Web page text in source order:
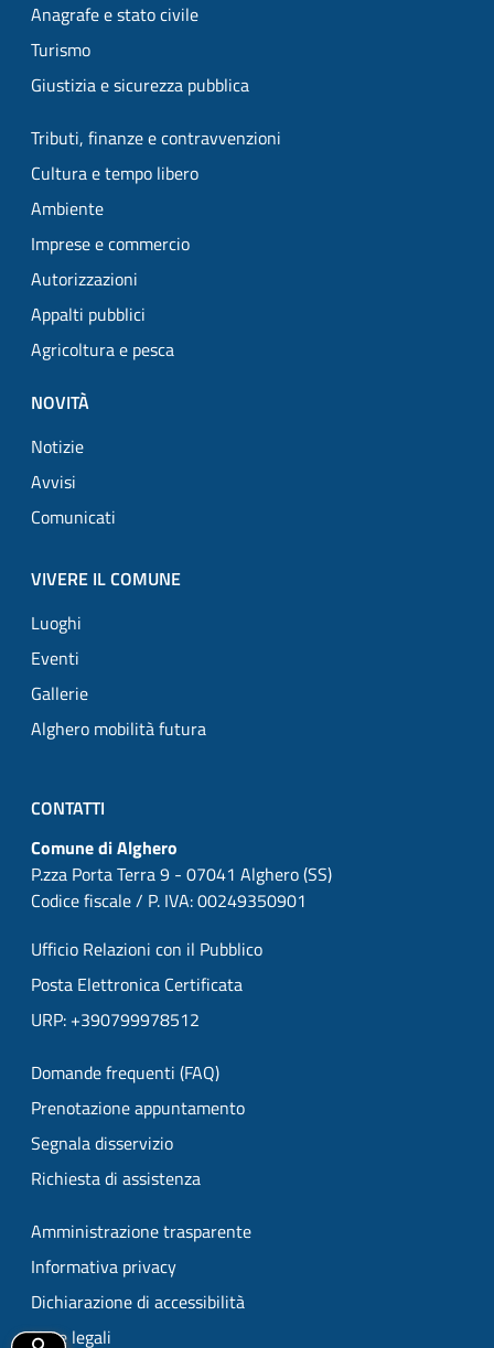
Anagrafe e stato civile
Turismo
Giustizia e sicurezza pubblica
Tributi, finanze e contravvenzioni
Cultura e tempo libero
Ambiente
Imprese e commercio
Autorizzazioni
Appalti pubblici
Agricoltura e pesca
NOVITÀ
Notizie
Avvisi
Comunicati
VIVERE IL COMUNE
Luoghi
Eventi
Gallerie
Alghero mobilità futura
CONTATTI
Comune di Alghero
P.zza Porta Terra 9 - 07041 Alghero (SS)
Codice fiscale / P. IVA: 00249350901
Ufficio Relazioni con il Pubblico
Posta Elettronica Certificata
URP: +390799978512
Domande frequenti (FAQ)
Prenotazione appuntamento
Segnala disservizio
Richiesta di assistenza
Amministrazione trasparente
Informativa privacy
Dichiarazione di accessibilità
Note legali